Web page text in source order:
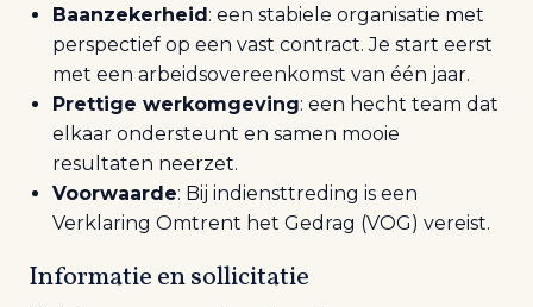
Baanzekerheid: een stabiele organisatie met
perspectief op een vast contract. Je start eerst
met een arbeidsovereenkomst van één jaar.
Prettige werkomgeving: een hecht team dat
elkaar ondersteunt en samen mooie
resultaten neerzet.
Voorwaarde: Bij indiensttreding is een
Verklaring Omtrent het Gedrag (VOG) vereist.
Informatie en sollicitatie